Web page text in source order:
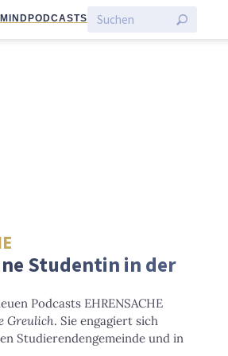
PODCASTS
Studentin in der
Podcasts EHRENSACHE
Greulich. Sie engagiert sich
Studierendengemeinde und in